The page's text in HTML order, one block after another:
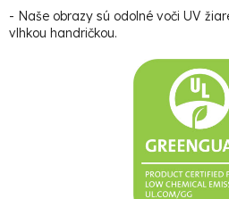
- Naše obrazy sú odolné voči UV
vlhkou handričkou.